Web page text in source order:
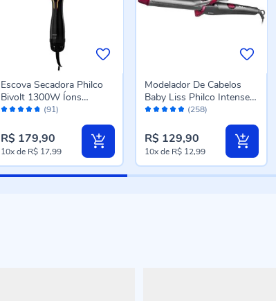
Avaliação: (91)
Escova Secadora Philco
Bivolt 1300W Íons
Tourmaline Pes33a
R$ 179,90
10xde R$ 17,99
Avaliação: (258)
Modelador De Cabelos
Baby Liss Philco Intense
Curves Pec15 - Bivolt
R$ 129,90
10xde R$ 12,99